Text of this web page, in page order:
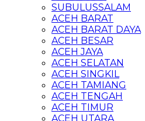
SUBULUSSALAM
ACEH BARAT
ACEH BARAT DAYA
ACEH BESAR
ACEH JAYA
ACEH SELATAN
ACEH SINGKIL
ACEH TAMIANG
ACEH TENGAH
ACEH TIMUR
ACEH UTARA